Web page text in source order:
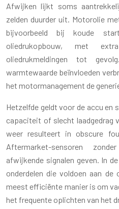
Afwijken lijkt soms
zelden duurder uit. Motorolie
bijvoorbeeld bij koude
oliedrukopbouw, met
oliedrukmeldingen tot
warmtewaarde beïnvloeden
het motormanagement de
Hetzelfde geldt voor de accu en
capaciteit of slecht laadgedrag
weer resulteert in obscure
Aftermarket-sensoren
afwijkende signalen geven. In
onderdelen die voldoen aan
meest efficiënte manier is om
het frequente oplichten van het